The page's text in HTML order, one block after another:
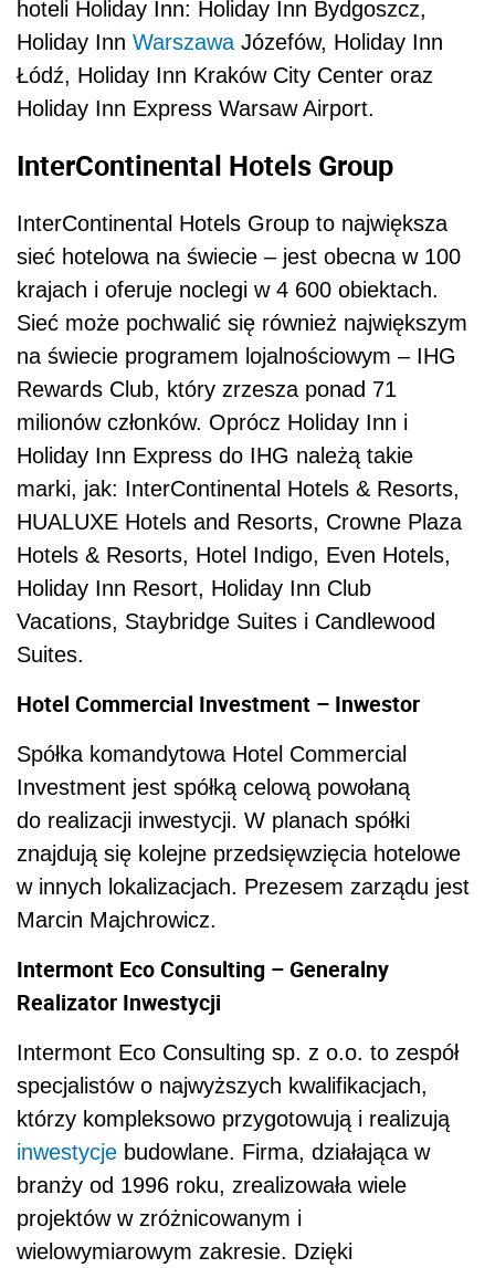
hoteli Holiday Inn: Holiday Inn Bydgoszcz,
Holiday Inn Warszawa Józefów, Holiday Inn
Łódź, Holiday Inn Kraków City Center oraz
Holiday Inn Express Warsaw Airport.
InterContinental Hotels Group
InterContinental Hotels Group to największa
sieć hotelowa na świecie – jest obecna w 100
krajach i oferuje noclegi w 4 600 obiektach.
Sieć może pochwalić się również największym
na świecie programem lojalnościowym – IHG
Rewards Club, który zrzesza ponad 71
milionów członków. Oprócz Holiday Inn i
Holiday Inn Express do IHG należą takie
marki, jak: InterContinental Hotels & Resorts,
HUALUXE Hotels and Resorts, Crowne Plaza
Hotels & Resorts, Hotel Indigo, Even Hotels,
Holiday Inn Resort, Holiday Inn Club
Vacations, Staybridge Suites i Candlewood
Suites.
Hotel Commercial Investment – Inwestor
Spółka komandytowa Hotel Commercial
Investment jest spółką celową powołaną
do realizacji inwestycji. W planach spółki
znajdują się kolejne przedsięwzięcia hotelowe
w innych lokalizacjach. Prezesem zarządu jest
Marcin Majchrowicz.
Intermont Eco Consulting – Generalny
Realizator Inwestycji
Intermont Eco Consulting sp. z o.o. to zespół
specjalistów o najwyższych kwalifikacjach,
którzy kompleksowo przygotowują i realizują
inwestycje budowlane. Firma, działająca w
branży od 1996 roku, zrealizowała wiele
projektów w zróżnicowanym i
wielowymiarowym zakresie. Dzięki